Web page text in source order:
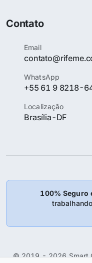
Contato
Email
WhatsApp
+55 61 9 8218-
Localização
Brasília-DF
100% Seguro
© 2019 - 2026 Smart